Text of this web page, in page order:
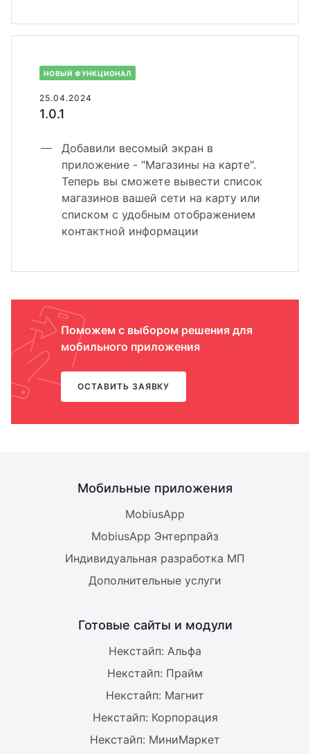
25.04.2024
1.0.1
НОВЫЙ ФУНКЦИОНАЛ
Добавили весомый экран в
приложение - "Магазины на карте".
Теперь вы сможете вывести список
магазинов вашей сети на карту или
списком с удобным отображением
контактной информации
Поможем с выбором решения для
мобильного приложения
ОСТАВИТЬ ЗАЯВКУ
Мобильные приложения
MobiusApp
MobiusApp Энтерпрайз
Индивидуальная разработка МП
Дополнительные услуги
Готовые сайты и модули
Некстайп: Альфа
Некстайп: Прайм
Некстайп: Магнит
Некстайп: Корпорация
Некстайп: МиниМаркет